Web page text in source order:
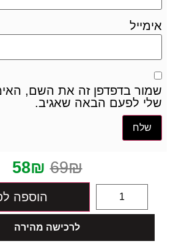
אימייל
שמור בדפדפן זה את השם,
שלי לפעם הבאה שאגיב.
69₪
58₪
הוספה
לרכישה מהירה